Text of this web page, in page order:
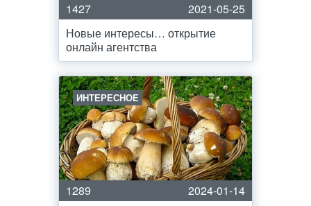
1427
2021-05-25
Новые интересы… открытие
онлайн агентства
ИНТЕРЕСНОЕ
1289
2024-01-14